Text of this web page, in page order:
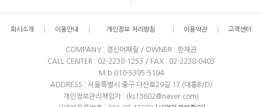
회사소개 이용안내 개인정보 처리방침 이용약관 고객센터
COMPANY : 경신어패럴 / OWNER : 한재권
CALL CENTER : 02-2238-1253 / FAX : 02-2238-0403
M.b 010-5395-5194
ADDRESS : 서울특별시 중구 다산로29길 17 (대흥B/D)
개인정보관리책임자 : (ks13602@naver.com)